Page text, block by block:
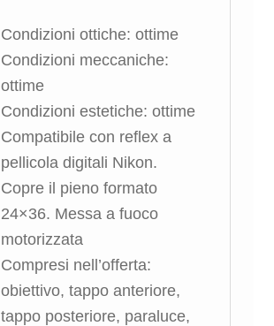
Condizioni ottiche: ottime
Condizioni meccaniche:
ottime
Condizioni estetiche: ottime
Compatibile con reflex a
pellicola digitali Nikon.
Copre il pieno formato
24×36. Messa a fuoco
motorizzata
Compresi nell’offerta:
obiettivo, tappo anteriore,
tappo posteriore, paraluce,